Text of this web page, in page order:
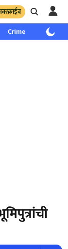
Crime साप्ताहिक